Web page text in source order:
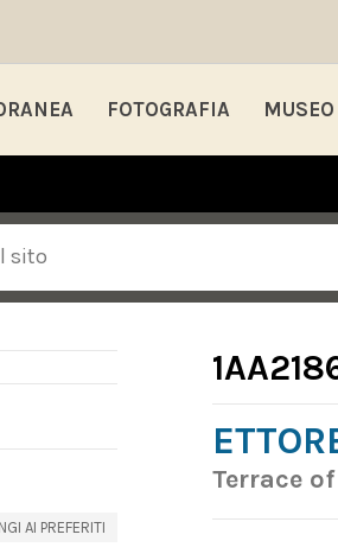
FOTOGRAFIA MUSEO
AI PREFERITI
Terrace